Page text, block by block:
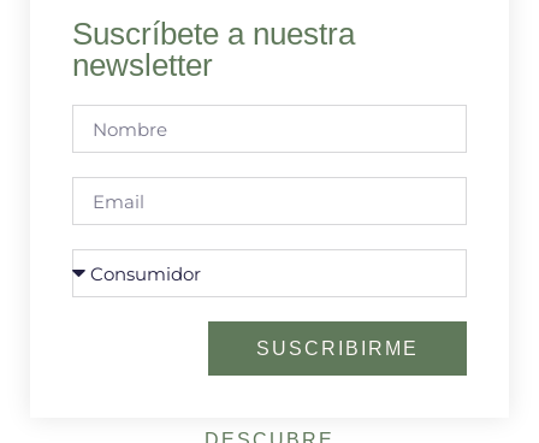
Suscríbete a nuestra
newsletter
SUSCRIBIRME